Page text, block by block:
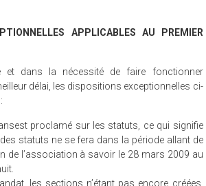
APPLICABLES AU PREMIER
et dans la nécessité de faire fonctionner
délai, les dispositions exceptionnelles ci-
proclamé sur les statuts, ce qui signifie
statuts ne se fera dans la période allant de
de l’association à savoir le 28 mars 2009 au
les sections n’étant pas encore créées,